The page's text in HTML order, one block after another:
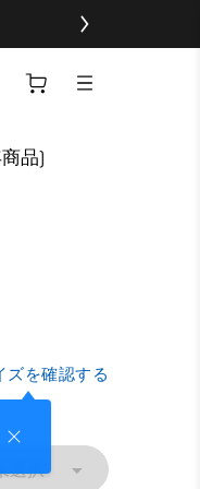
品)
ズを確認する
選択